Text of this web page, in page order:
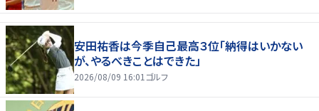
安田祐香は今季自己最高３位「納得はいかない
が、やるべきことはできた」
2026/08/09 16:01 ゴルフ